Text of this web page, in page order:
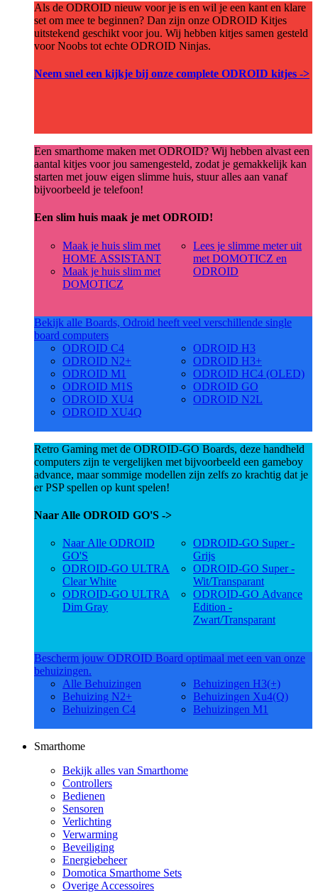
Als de ODROID nieuw voor je is en wil je een kant en klare
set om mee te beginnen? Dan zijn onze ODROID Kitjes
uitstekend geschikt voor jou. Wij hebben kitjes samen gesteld
voor Noobs tot echte ODROID Ninjas.
Neem snel een kijkje bij onze complete ODROID kitjes ->
Een smarthome maken met ODROID? Wij hebben alvast een
aantal kitjes voor jou samengesteld, zodat je gemakkelijk kan
starten met jouw eigen slimme huis, stuur alles aan vanaf
bijvoorbeeld je telefoon!
Een slim huis maak je met ODROID!
Maak je huis slim met
HOME ASSISTANT
Maak je huis slim met
DOMOTICZ
Lees je slimme meter uit
met DOMOTICZ en
ODROID
Bekijk alle Boards, Odroid heeft veel verschillende single
board computers
ODROID C4
ODROID N2+
ODROID M1
ODROID M1S
ODROID XU4
ODROID XU4Q
ODROID H3
ODROID H3+
ODROID HC4 (OLED)
ODROID GO
ODROID N2L
Retro Gaming met de ODROID-GO Boards, deze handheld
computers zijn te vergelijken met bijvoorbeeld een gameboy
advance, maar sommige modellen zijn zelfs zo krachtig dat je
er PSP spellen op kunt spelen!
Naar Alle ODROID GO'S ->
Naar Alle ODROID
GO'S
ODROID-GO ULTRA
Clear White
ODROID-GO ULTRA
Dim Gray
ODROID-GO Super -
Grijs
ODROID-GO Super -
Wit/Transparant
ODROID-GO Advance
Edition -
Zwart/Transparant
Bescherm jouw ODROID Board optimaal met een van onze
behuizingen.
Alle Behuizingen
Behuizing N2+
Behuizingen C4
Behuizingen H3(+)
Behuizingen Xu4(Q)
Behuizingen M1
Smarthome
Bekijk alles van Smarthome
Controllers
Bedienen
Sensoren
Verlichting
Verwarming
Beveiliging
Energiebeheer
Domotica Smarthome Sets
Overige Accessoires